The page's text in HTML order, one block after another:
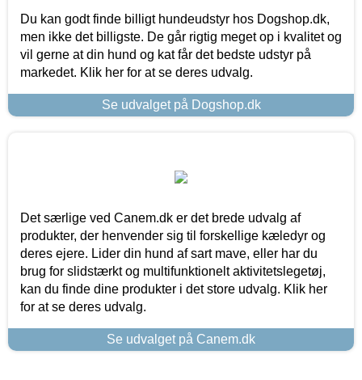
Du kan godt finde billigt hundeudstyr hos Dogshop.dk,
men ikke det billigste. De går rigtig meget op i kvalitet og
vil gerne at din hund og kat får det bedste udstyr på
markedet. Klik her for at se deres udvalg.
Se udvalget på Dogshop.dk
Det særlige ved Canem.dk er det brede udvalg af
produkter, der henvender sig til forskellige kæledyr og
deres ejere. Lider din hund af sart mave, eller har du
brug for slidstærkt og multifunktionelt aktivitetslegetøj,
kan du finde dine produkter i det store udvalg. Klik her
for at se deres udvalg.
Se udvalget på Canem.dk